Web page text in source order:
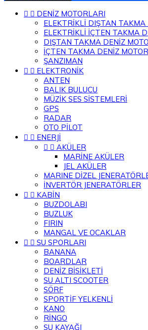
  DENİZ MOTORLARI
ELEKTRİKLİ DIŞTAN TAKMA
ELEKTRİKLİ İÇTEN TAKMA
DIŞTAN TAKMA DENİZ
İÇTEN TAKMA DENİZ
ŞANZIMAN
  ELEKTRONİK
ANTEN
BALIK BULUCU
MÜZİK SES SİSTEMLERİ
GPS
RADAR
OTO PİLOT
  ENERJİ
  AKÜLER
MARİNE AKÜLER
JEL AKÜLER
MARINE DİZEL
İNVERTÖR JENERATÖRLER
  KABİN
BUZDOLABI
BUZLUK
FIRIN
MANGAL VE OCAKLAR
  SU SPORLARI
BANANA
BOARDLAR
DENİZ BİSİKLETİ
SU ALTI SCOOTER
SÖRF
SPORTİF YELKENLİ
KANO
RİNGO
SU KAYAĞI